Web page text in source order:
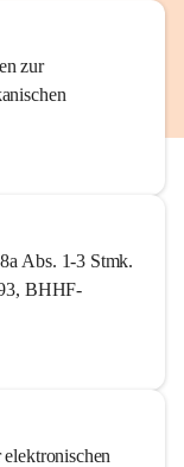
zur
Abs. 1-3 Stmk.
BHHF-